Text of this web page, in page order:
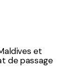
et
de passage